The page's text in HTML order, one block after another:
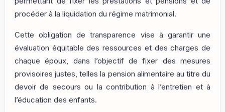
procéder à la liquidation du régime matrimonial.
Cette obligation de transparence vise à garantir une
évaluation équitable des ressources et des charges de
chaque époux, dans l’objectif de fixer des mesures
provisoires justes, telles la pension alimentaire au titre du
devoir de secours ou la contribution à l’entretien et à
l’éducation des enfants.